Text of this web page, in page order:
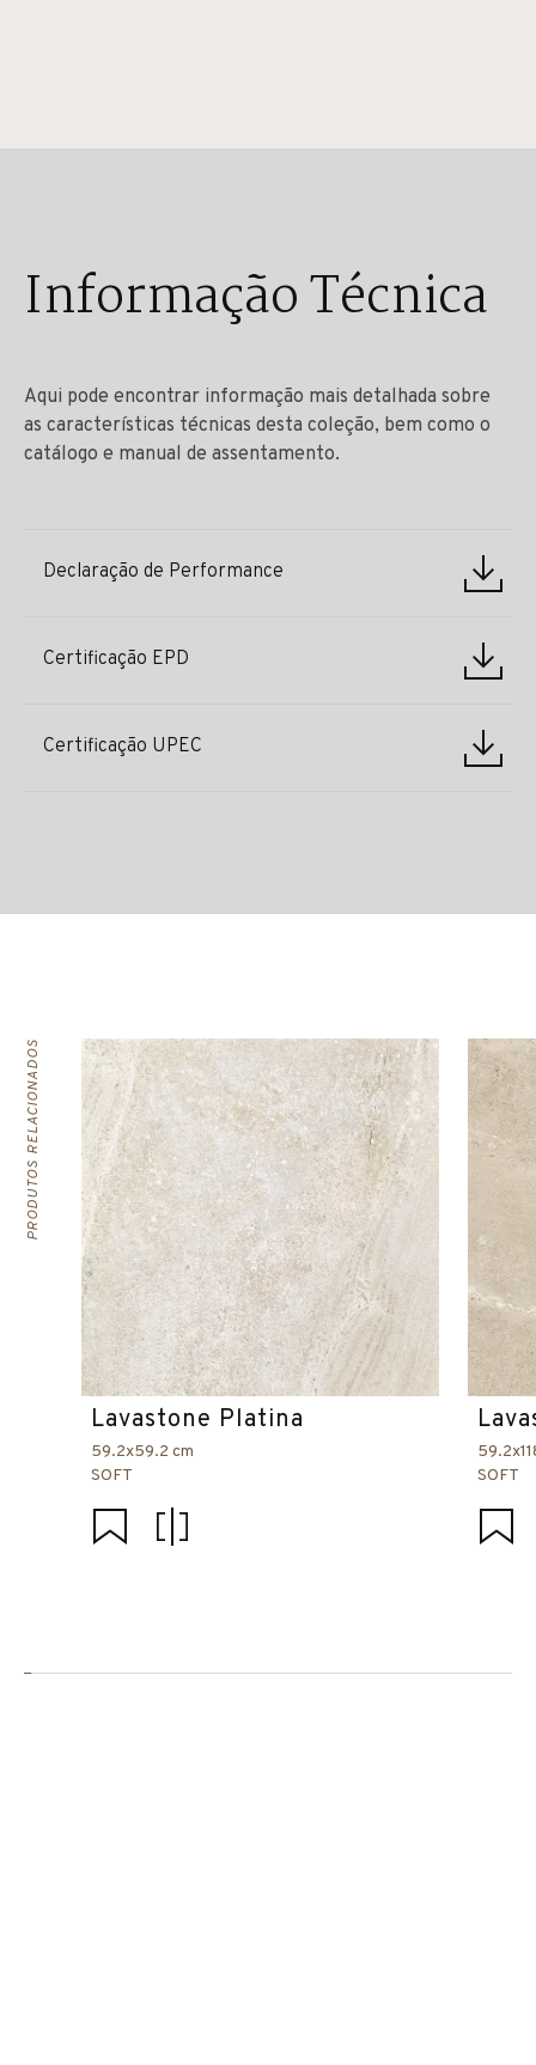
Informação Técnica
Aqui pode encontrar informação mais detalhada sobre
as características técnicas desta coleção, bem como o
catálogo e manual de assentamento.
Declaração de Performance
Certificação EPD
Certificação UPEC
PRODUTOS RELACIONADOS
Lavastone Platina
59.2x59.2 cm
SOFT
SOFT